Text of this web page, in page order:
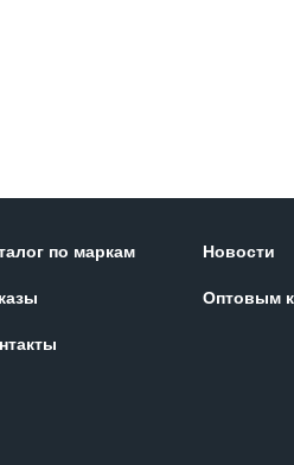
по маркам
Новости
Оптовым